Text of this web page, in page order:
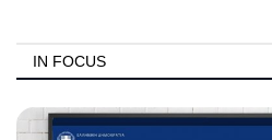
IN FOCUS